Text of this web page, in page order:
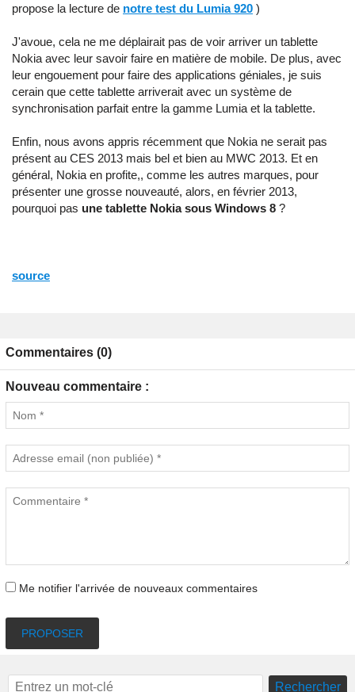
propose la lecture de notre test du Lumia 920 )
J'avoue, cela ne me déplairait pas de voir arriver un tablette
Nokia avec leur savoir faire en matière de mobile. De plus, avec
leur engouement pour faire des applications géniales, je suis
cerain que cette tablette arriverait avec un système de
synchronisation parfait entre la gamme Lumia et la tablette.
Enfin, nous avons appris récemment que Nokia ne serait pas
présent au CES 2013 mais bel et bien au MWC 2013. Et en
général, Nokia en profite,, comme les autres marques, pour
présenter une grosse nouveauté, alors, en février 2013,
pourquoi pas une tablette Nokia sous Windows 8 ?
source
Commentaires (0)
Nouveau commentaire :
Me notifier l'arrivée de nouveaux commentaires
PROPOSER
Rechercher